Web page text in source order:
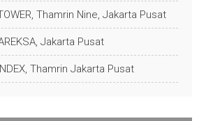
Thamrin Nine, Jakarta Pusat
Jakarta Pusat
Thamrin Jakarta Pusat